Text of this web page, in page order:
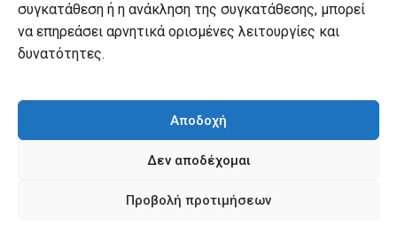
συγκατάθεση ή η ανάκληση της συγκατάθεσης, μπορεί
να επηρεάσει αρνητικά ορισμένες λειτουργίες και
δυνατότητες.
Αποδοχή
Δεν αποδέχομαι
Προβολή προτιμήσεων
Οι παραγγελίες μου
Λίστα επιθυμιών